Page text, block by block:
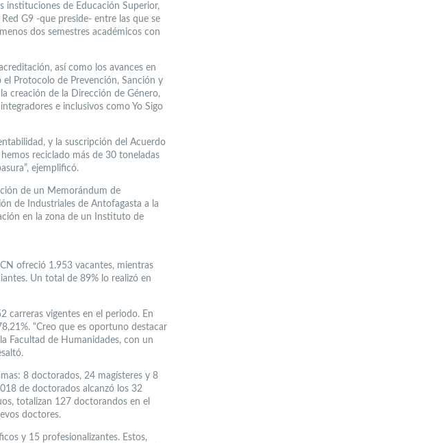
instituciones de Educación Superior,
G9 -que preside- entre las que se
dos semestres académicos con
así como los avances en
Protocolo de Prevención, Sanción y
creación de la Dirección de Género,
e inclusivos como Yo Sigo
y la suscripción del Acuerdo
reciclado más de 30 toneladas
ejemplificó.
de un Memorándum de
de Industriales de Antofagasta a la
en la zona de un Instituto de
ofreció 1.953 vacantes, mientras
Un total de 89% lo realizó en
carreras vigentes en el periodo. En
“Creo que es oportuno destacar
Facultad de Humanidades, con un
8 doctorados, 24 magísteres y 8
de doctorados alcanzó los 32
totalizan 127 doctorandos en el
doctores.
y 15 profesionalizantes. Estos,